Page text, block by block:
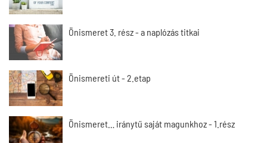
Önismeret 3. rész - a naplózás titkai
Önismereti út - 2.etap
Önismeret… iránytű saját magunkhoz - 1.rész